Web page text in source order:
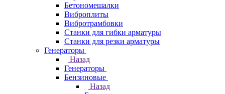
Бетономешалки
Виброплиты
Вибротрамбовки
Станки для гибки арматуры
Станки для резки арматуры
Генераторы
Назад
Генераторы
Бензиновые
Назад